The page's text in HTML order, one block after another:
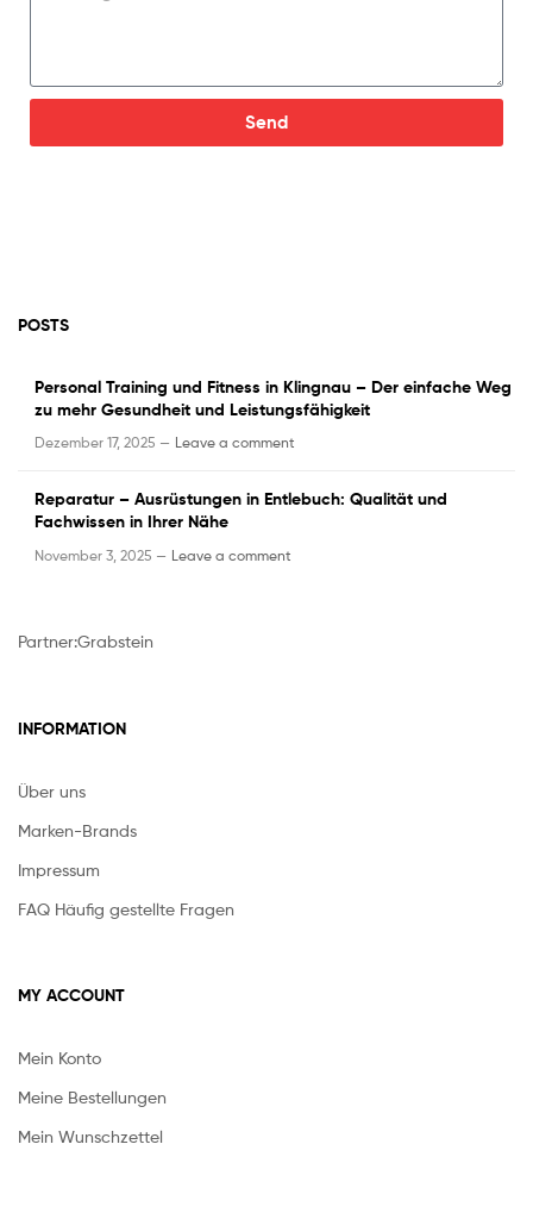
Send
POSTS
Personal Training und Fitness in Klingnau – Der einfache Weg
zu mehr Gesundheit und Leistungsfähigkeit
Dezember 17, 2025 — Leave a comment
Reparatur – Ausrüstungen in Entlebuch: Qualität und
Fachwissen in Ihrer Nähe
November 3, 2025 — Leave a comment
Partner:Grabstein
INFORMATION
Über uns
Marken-Brands
Impressum
FAQ Häufig gestellte Fragen
MY ACCOUNT
Mein Konto
Meine Bestellungen
Mein Wunschzettel